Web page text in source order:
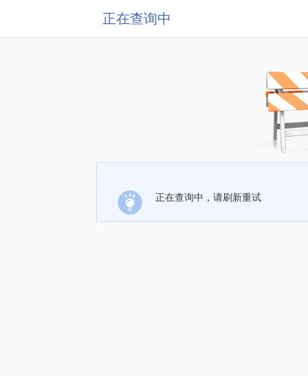
正在查询中
正在查询中，请刷新重试